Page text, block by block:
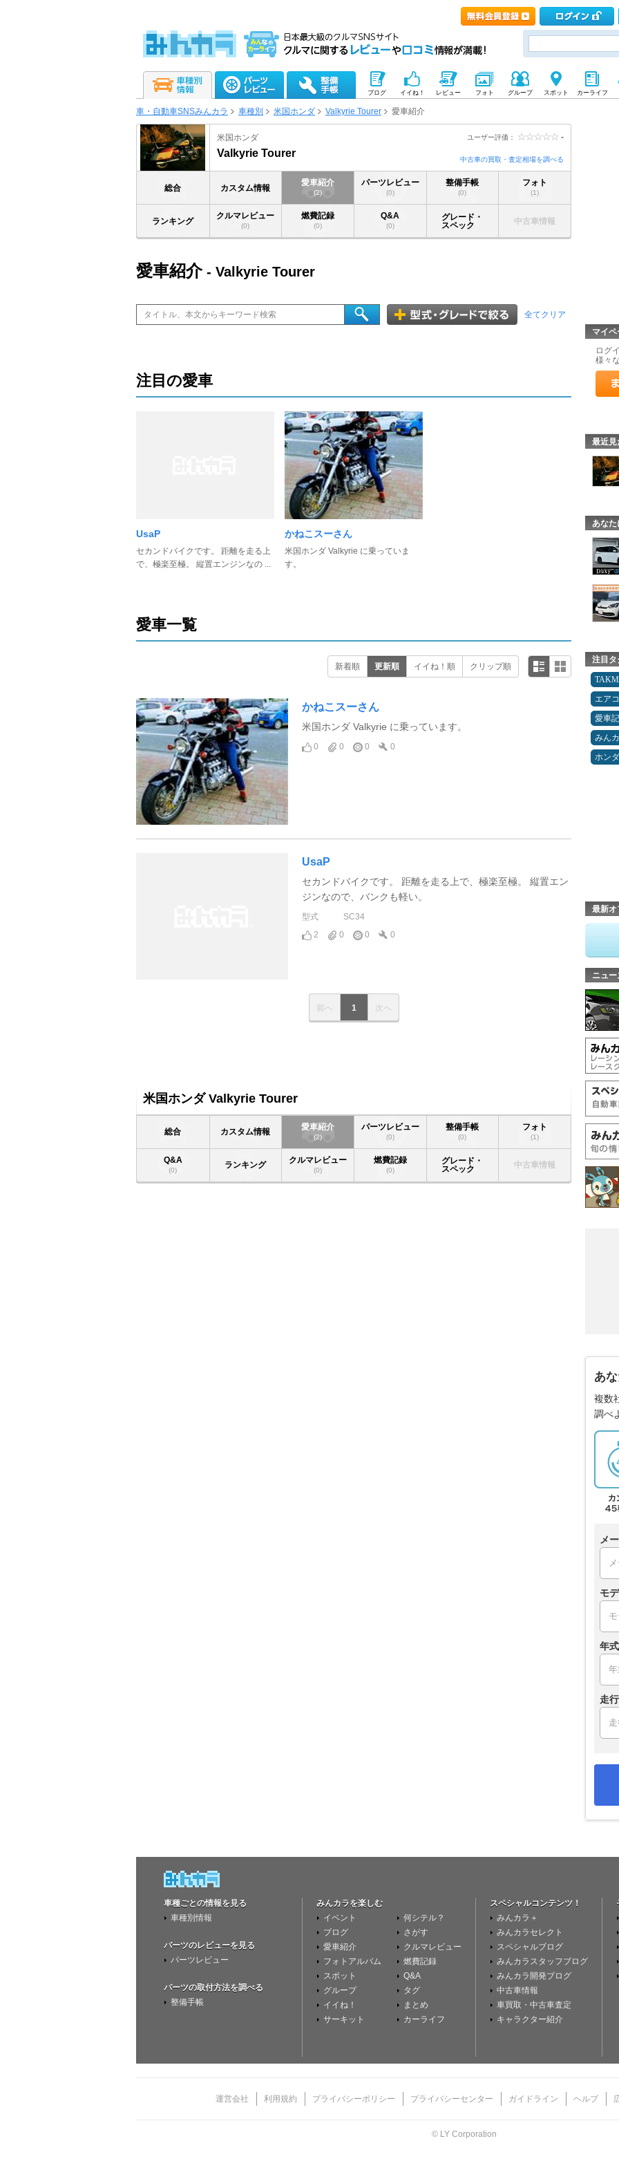
ブログ イイね！ レビュー フォト グループ スポット カーライフ
車・自動車SNSみんカラ 車種別 米国ホンダ Valkyrie Tourer 愛車紹介
ユーザー評価： -
米国ホンダ
Valkyrie Tourer
中古車の買取・査定相場を調べる
総合 カスタム情報
愛車紹介
(2)
パーツレビュー
(0)
整備手帳
(0)
フォト
(1)
ランキング
クルマレビュー
(0)
燃費記録
(0)
Q&A
(0)
グレード・
スペック
中古車情報
愛車紹介- Valkyrie Tourer
全てクリア
注目の愛車
UsaP
セカンドバイクです。 距離を走る上
で、極楽至極。 縦置エンジンなの ...
かねこスーさん
米国ホンダ Valkyrie に乗っていま
す。
愛車一覧
新着順 更新順 イイね！順 クリップ順
かねこスーさん
米国ホンダ Valkyrie に乗っています。
0 0 0 0
UsaP
セカンドバイクです。 距離を走る上で、極楽至極。 縦置エン
ジンなので、バンクも軽い。
型式
SC34
2
0 0 0
前へ 1 次へ
米国ホンダ Valkyrie Tourer
総合 カスタム情報
愛車紹介
(2)
パーツレビュー
(0)
整備手帳
(0)
フォト
(1)
Q&A
(0) ランキング
クルマレビュー
(0)
燃費記録
(0)
グレード・
スペック
中古車情報
マイ
ログ
様々
最近見
あなた
注目タ
エア
愛車
みん
ホン
最新オ
ニュー
あ
複数
調べ
メ
モ
年式
走
車種ごとの情報を見る
車種別情報
パーツのレビューを見る
パーツレビュー
パーツの取付方法を調べる
整備手帳
みんカラを楽しむ
イベント
ブログ
愛車紹介
フォトアルバム
スポット
グループ
イイね！
サーキット
何シテル？
さがす
クルマレビュー
燃費記録
Q&A
タグ
まとめ
カーライフ
スペシャルコンテンツ！
みんカラ＋
みんカラセレクト
スペシャルブログ
みんカラスタッフブログ
みんカラ開発ブログ
中古車情報
車買取・中古車査定
キャラクター紹介
運営会社 利用規約 プライバシーポリシー プライバシーセンター ガイドライン ヘルプ
© LY Corporation